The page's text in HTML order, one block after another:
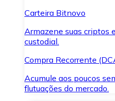
Carteira Bitnovo
Armazene suas criptos
custodial.
Compra Recorrente
Acumule aos poucos
flutuações do mercado.